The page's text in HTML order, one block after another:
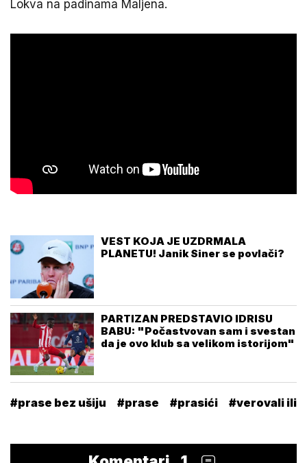
Lokva na padinama Maljena.
VEST KOJA JE UZDRMALA
PLANETU! Janik Siner se povlači?
PARTIZAN PREDSTAVIO IDRISU
BABU: "Počastvovan sam i svestan
da je ovo klub sa velikom istorijom"
#prase bez ušiju #prase #prasići #verovali ili